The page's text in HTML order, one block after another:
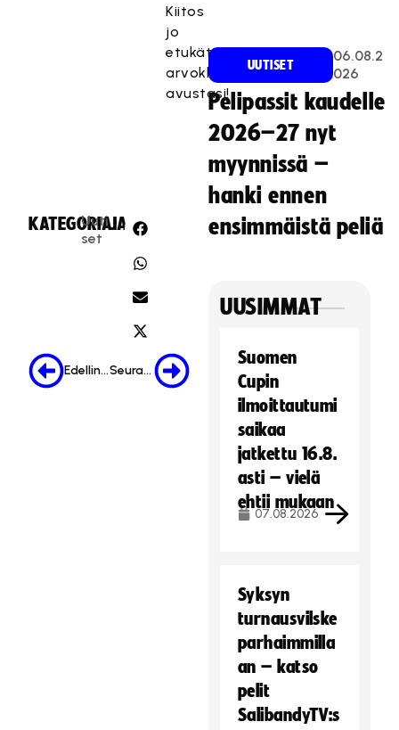
Kiitos
jo
etukäteen
arvokkaasta
avustasi!
KATEGORIA:
Uuti
set
JAA:
Edellinen Seuraava
UUTISET
06.08.2
026
Pelipassit kaudelle
2026–27 nyt
myynnissä –
hanki ennen
ensimmäistä peliä
UUSIMMAT
Suomen
Cupin
ilmoittautumi
saikaa
jatkettu 16.8.
asti – vielä
ehtii mukaan
07.08.2026
Syksyn
turnausvilske
parhaimmilla
an – katso
pelit
SalibandyTV:s